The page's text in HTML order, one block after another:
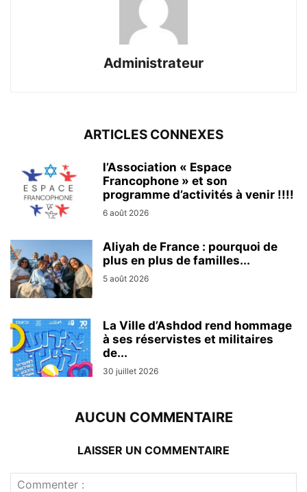
Administrateur
ARTICLES CONNEXES
l’Association « Espace
Francophone » et son
programme d’activités à venir !!!!
6 août 2026
Aliyah de France : pourquoi de
plus en plus de familles...
5 août 2026
La Ville d’Ashdod rend hommage
à ses réservistes et militaires
de...
30 juillet 2026
AUCUN COMMENTAIRE
LAISSER UN COMMENTAIRE